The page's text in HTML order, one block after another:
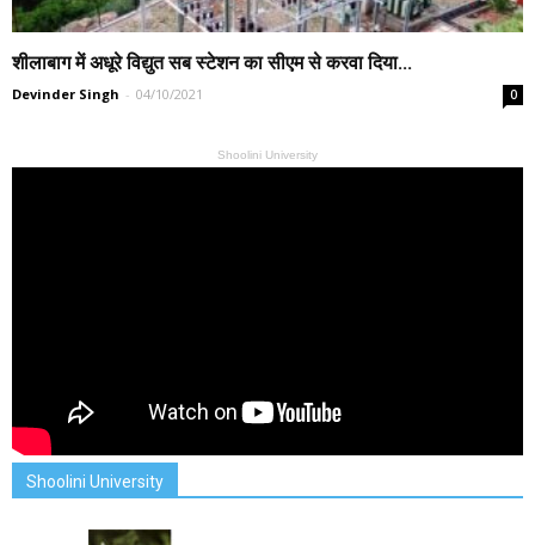
शीलाबाग में अधूरे विद्युत सब स्टेशन का सीएम से करवा दिया...
Devinder Singh - 04/10/2021 0
Shoolini University
Shoolini University